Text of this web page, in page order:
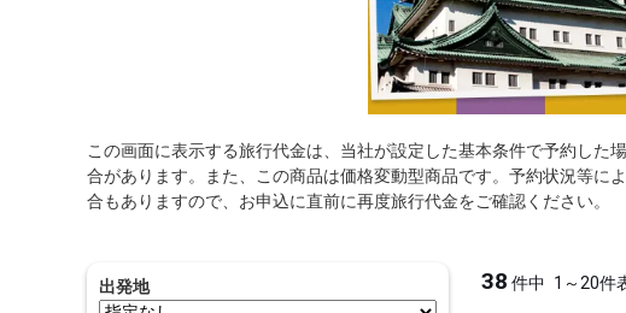
この画面に表示する旅行代金は、当社が設定した基本条件で予約し
合があります。また、この商品は価格変動型商品です。予約状況等
合もありますので、お申込に直前に再度旅行代金をご確認ください。
出発地 38 件中 1～20件